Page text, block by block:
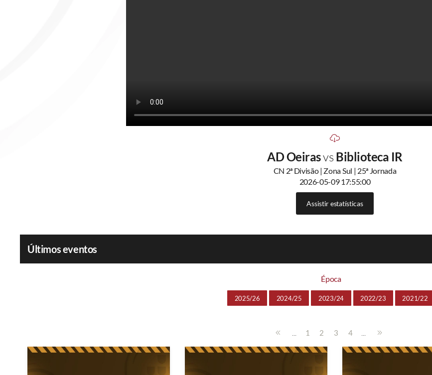
AD Oeirasvs Biblioteca IR
CN 2ª Divisão | Zona Sul | 25ª Jornada
2026-05-09 17:55:00
Assistir estatísticas
Últimos eventos
Época
2025/26 2024/25 2023/24 2022/23 2021/22
... 1 2 3 4 ...